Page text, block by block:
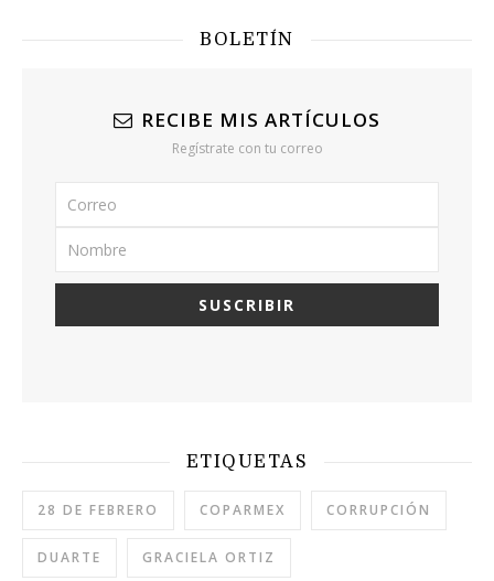
BOLETÍN
RECIBE MIS ARTÍCULOS
Regístrate con tu correo
ETIQUETAS
28 DE FEBRERO COPARMEX CORRUPCIÓN
DUARTE GRACIELA ORTIZ